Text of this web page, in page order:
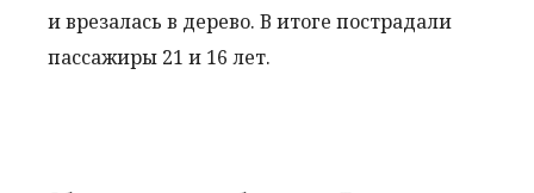
и врезалась в дерево. В итоге пострадали
пассажиры 21 и 16 лет.